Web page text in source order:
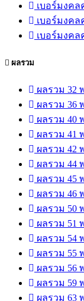
เบอร์มงคล
เบอร์มงคล
เบอร์มงค
ผลรวม
ผลรวม 32
ผลรวม 36
ผลรวม 40
ผลรวม 41
ผลรวม 42
ผลรวม 44
ผลรวม 45
ผลรวม 46
ผลรวม 50
ผลรวม 51
ผลรวม 54
ผลรวม 55
ผลรวม 56
ผลรวม 59
ผลรวม 63